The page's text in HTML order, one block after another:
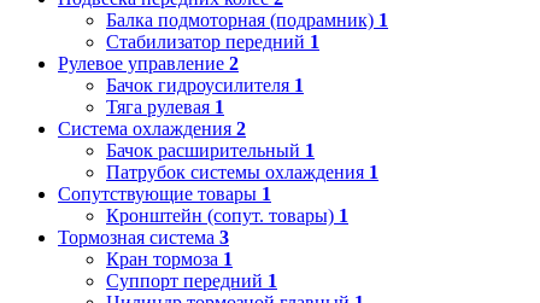
Балка подмоторная (подрамник) 1
Стабилизатор передний 1
Рулевое управление 2
Бачок гидроусилителя 1
Тяга рулевая 1
Система охлаждения 2
Бачок расширительный 1
Патрубок системы охлаждения 1
Сопутствующие товары 1
Кронштейн (сопут. товары) 1
Тормозная система 3
Кран тормоза 1
Суппорт передний 1